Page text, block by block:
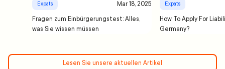
Expats Mar 18, 2025
Fragen zum Einbürgerungstest: Alles,
was Sie wissen müssen
Expats
How To Apply For
Germany?
Lesen Sie unsere aktuellen Artikel